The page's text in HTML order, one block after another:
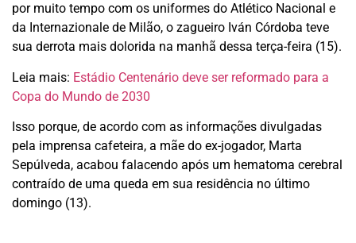
por muito tempo com os uniformes do Atlético Nacional e
da Internazionale de Milão, o zagueiro Iván Córdoba teve
sua derrota mais dolorida na manhã dessa terça-feira (15).
Leia mais: Estádio Centenário deve ser reformado para a
Copa do Mundo de 2030
Isso porque, de acordo com as informações divulgadas
pela imprensa cafeteira, a mãe do ex-jogador, Marta
Sepúlveda, acabou falacendo após um hematoma cerebral
contraído de uma queda em sua residência no último
domingo (13).